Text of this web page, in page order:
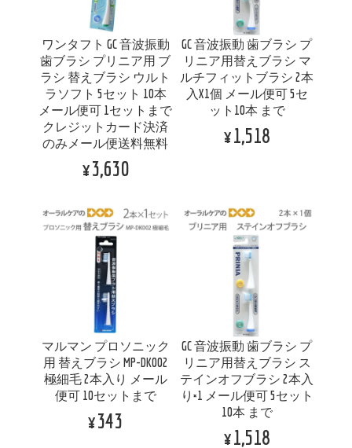
ワンタフト GC 音波振動
歯ブラシ プリニア用 ブ
ラシ 替えブラシ ウルト
ラソフト 5セット 10本
メール便可 1セットまで
クレジットカード決済
のみメール便送料無料
¥3,630
GC 音波振動 歯ブラシ プ
リニア用替えブラシ マ
ルチフィットブラシ 2本
入X1個 メール便可 5セ
ット10本 まで
¥1,518
マルマン プロソニック
用 替えブラシ MP-DK002
極細毛 2本入り メール
便可 10セットまで
¥343
GC 音波振動 歯ブラシ プ
リニア用替えブラシ ス
テインオフブラシ 2本入
り×1 メール便可 5セット
10本 まで
¥1,518